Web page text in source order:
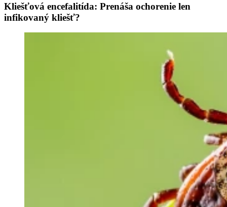
Kliešťová encefalitída: Prenáša ochorenie len
infikovaný kliešť?